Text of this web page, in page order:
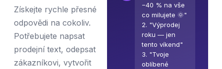
Získejte rychle přesné
odpovědi na cokoliv.
Potřebujete napsat
prodejní text, odepsat
zákazníkovi, vytvořit
−40 % na vše
co milujete 🌞"
2. "Výprodej
roku — jen
tento víkend"
3. "Tvoje
oblíbené